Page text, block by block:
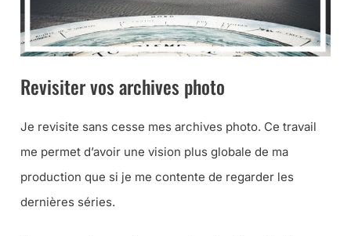
Revisiter vos archives photo
Je revisite sans cesse mes archives photo. Ce travail
me permet d’avoir une vision plus globale de ma
production que si je me contente de regarder les
dernières séries.